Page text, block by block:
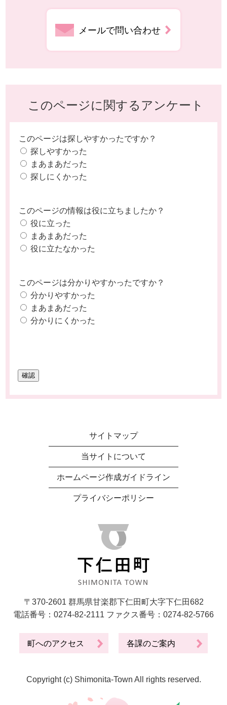
メールで問い合わせ
このページに関するアンケート
このページは探しやすかったですか？
探しやすかった
まあまあだった
探しにくかった
このページの情報は役に立ちましたか？
役に立った
まあまあだった
役に立たなかった
このページは分かりやすかったですか？
分かりやすかった
まあまあだった
分かりにくかった
サイトマップ
当サイトについて
ホームページ作成ガイドライン
プライバシーポリシー
〒370-2601 群馬県甘楽郡下仁田町大字下仁田682
電話番号：0274-82-2111 ファクス番号：0274-82-5766
町へのアクセス 各課のご案内
Copyright (c) Shimonita-Town All rights reserved.